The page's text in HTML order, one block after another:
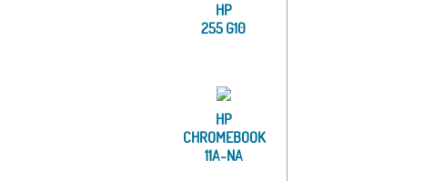
HP
255 G10
HP
CHROMEBOOK
11A-NA